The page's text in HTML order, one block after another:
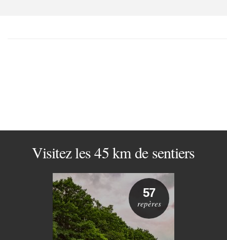
Visitez les 45 km de sentiers
57
repères